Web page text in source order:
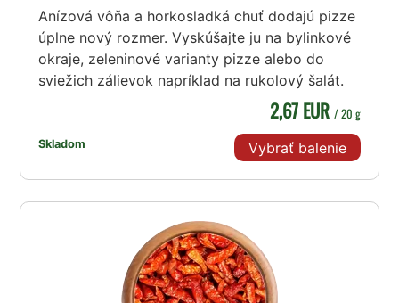
Anízová vôňa a horkosladká chuť dodajú pizze
úplne nový rozmer. Vyskúšajte ju na bylinkové
okraje, zeleninové varianty pizze alebo do
sviežich zálievok napríklad na rukolový šalát.
Skladom
2,67 EUR / 20 g
Vybrať balenie